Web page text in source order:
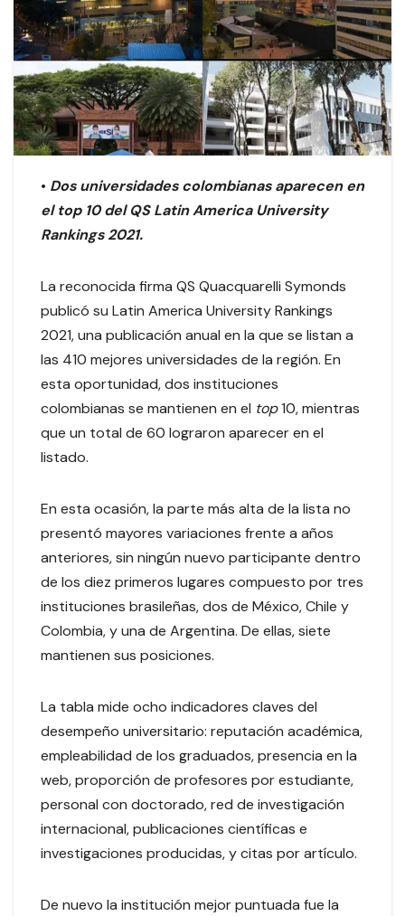
• Dos universidades colombianas aparecen en
el top 10 del QS Latin America University
Rankings 2021.
La reconocida firma QS Quacquarelli Symonds
publicó su Latin America University Rankings
2021, una publicación anual en la que se listan a
las 410 mejores universidades de la región. En
esta oportunidad, dos instituciones
colombianas se mantienen en el top10, mientras
que un total de 60 lograron aparecer en el
listado.
En esta ocasión, la parte más alta de la lista no
presentó mayores variaciones frente a años
anteriores, sin ningún nuevo participante dentro
de los diez primeros lugares compuesto por tres
instituciones brasileñas, dos de México, Chile y
Colombia, y una de Argentina. De ellas, siete
mantienen sus posiciones.
La tabla mide ocho indicadores claves del
desempeño universitario: reputación académica,
empleabilidad de los graduados, presencia en la
web, proporción de profesores por estudiante,
personal con doctorado, red de investigación
internacional, publicaciones científicas e
investigaciones producidas, y citas por artículo.
De nuevo la institución mejor puntuada fue la